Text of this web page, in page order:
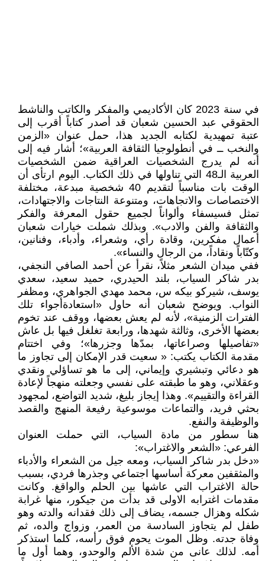
في سنة 2023 كان الأكاديمي والمفكر والكاتب والناشط
الحقوقي عبد الحسين شعبان قد أصدر كتاباً أقرب إلى
عتبة تمهيدية لكتابه الجديد هذا، حمل عنوان «الزمن
والنخب ــ في أنطولوجيا الثقافة العربية»؛ أشار فيه إلى
أنه لم يدرج الشخصيات العراقية ضمن الشخصيات
العربية الـ48 التي تناولها في ذلك الكتاب. اليوم ارتأى أن
الوقت بات مناسباً لتقديم 40 شخصية مبدعة، مختلفة
الاختصاصات والاتجاهات، ومتنوعة النتاجات والاجتهادات،
تمثل فسيسفاء وألواناً لجميع حقول المعرفة والفكر
والثقافة والفن والادب». وبذلك شملت خيارات شعبان
أعمال مفكرين، وقادة رأي، وشعراء، وأدباء، وفنانين،
وكتّاباً ونقاداً، من الرجال والنساء».
ففي ميدان الشعر مثلاً، نقرأ عن أحمد الصافي النجفي،
بدر شاكر السياب، بلند الحيدري، حميد سعيد، سعدي
يوسف، شيركو بيكه س، محمد مهدي الجواهري، ومظفر
النواب. ويوضح شعبان أنه حاول «استعادةأجواء تلك
الفترات الزمنية»، لأنه لم يعش بعضها، ووقف عند تخوم
بعضها الأخرى، وثالثة شهدها، ورابعة تغلغل فيها بل عاش
«تفاصيلها وصراعاتها، بمدّها وجزرها»؛ وفي اختتام
مقدمة الكتاب يكتب: « سعيت قدر الإمكان إلى تجاوز ما
هو دعائي وتبشيري وإيماني، إلى ما هو تساؤلي ونقدي
وعقلاني، وهو ما طبقته على نفسي وجعلته منهجاً لإعادة
القراءة والتقييم». وهذا إيجاز بليغ، شديد التواضع، لمجهود
بحثي فريد، والتماعات موسوعية رفيعة المنهج والقصد
والوظيفة والنفع.
هنا سطور من مادة السياب، التي حملت العنوان
الفرعي: «الشعر والاغتراب»:
«دخل بدر شاكر السياب، ومعه جيل من الشعراء والأدباء
والمثقفين معركة أساسها اجتماعي وجذرها فردي، بسبب
حالة الاغتراب التي عاشها بين الحلم والواقغ. وكانت
مقدمات اغترابه الاولى قد بدأت من جيكور، منها غرابة
شكله وهزال جسمه، يضاف إلى ذلك فقدانه والدته وهو
طفل لم يتجاوز السادسة من العمر، وزواج والده، ثم
وفاة جدته. وظل الموت يحوم فوق رأسه، كلما استذكر
أمه. لذلك عانى من شدة الألم والوحدو، وهما أول ما